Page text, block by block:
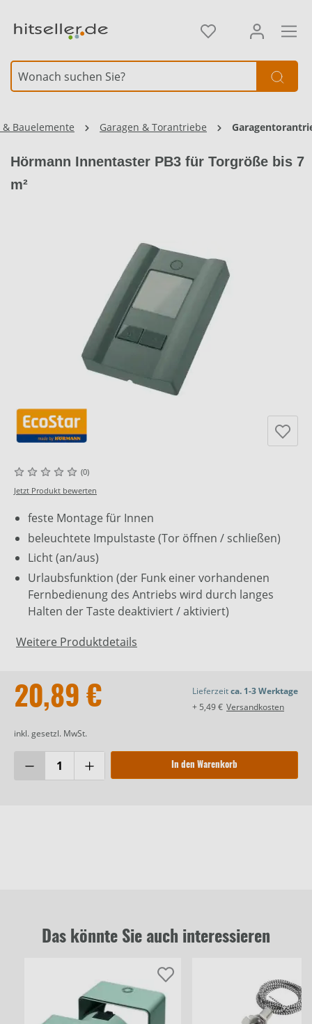
& Bauelemente Garagen & Torantriebe
Hörmann Innentaster PB3 für Torgröße bis 7
m²
(0)
Jetzt Produkt bewerten
feste Montage für Innen
beleuchtete Impulstaste (Tor öffnen / schließen)
Licht (an/aus)
Urlaubsfunktion (der Funk einer vorhandenen
Fernbedienung des Antriebs wird durch langes
Halten der Taste deaktiviert / aktiviert)
Weitere Produktdetails
20,89 €
inkl. gesetzl. MwSt.
Lieferzeitca. 1-3 Werktage
+ 5,49 € Versandkosten
In den Warenkorb
Das könnte Sie auch interessieren
Element überspringen